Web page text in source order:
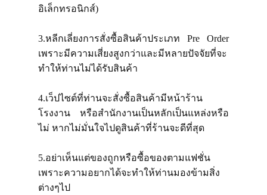
อิเล็กทรอนิกส์)
3.หลีกเลี่ยงการสั่งซื้อสินค้าประเภท Pre Order
เพราะมีความเสี่ยงสูงกว่าและมีหลายปัจจัยที่จะ
ทำให้ท่านไม่ได้รับสินค้า
4.เว็ปไซต์ที่ท่านจะสั่งซื้อสินค้ามีหน้าร้าน
โรงงาน หรือสำนักงานเป็นหลักเป็นแหล่งหรือ
ไม่ หากไม่มั่นใจไปดูสินค้าที่ร้านจะดีที่สุด
5.อย่าเห็นแต่ของถูกหรือซื้อของตามแฟชั่น
เพราะความอยากได้จะทำให้ท่านมองข้ามสิ่ง
ต่างๆไป